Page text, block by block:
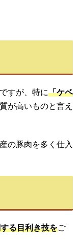
すが、特に「ケベ
が高いものと言え
の豚肉を多く仕入
る目利き技をご